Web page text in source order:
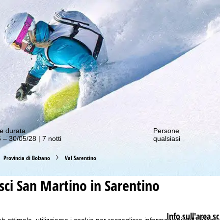
offerte migliori!
durata
– 30/05/28 | 7 notti
Persone
qualsiasi
Provincia di Bolzano Val Sarentino
San Martino in Sarentino
Info sull'area